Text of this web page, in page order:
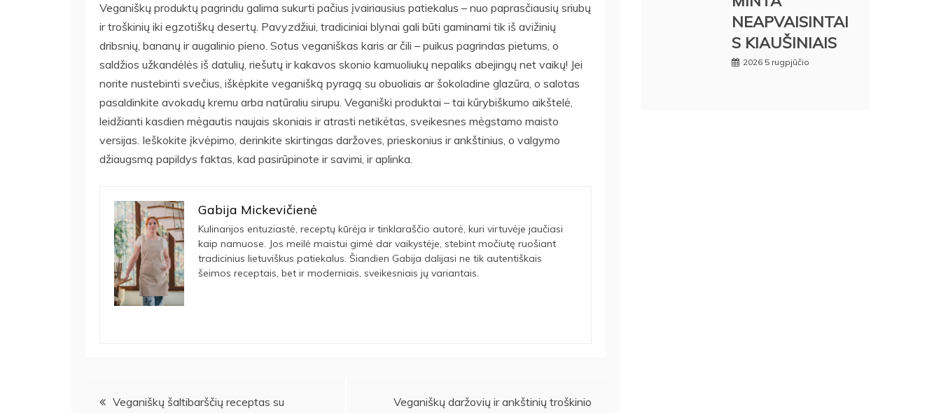
Veganiškų produktų pagrindu galima sukurti pačius įvairiausius patiekalus – nuo paprasčiausių sriubų
ir troškinių iki egzotiškų desertų. Pavyzdžiui, tradiciniai blynai gali būti gaminami tik iš avižinių
dribsnių, bananų ir augalinio pieno. Sotus veganiškas karis ar čili – puikus pagrindas pietums, o
saldžios užkandėlės iš datulių, riešutų ir kakavos skonio kamuoliukų nepaliks abejingų net vaikų! Jei
norite nustebinti svečius, iškėpkite veganišką pyragą su obuoliais ar šokoladine glazūra, o salotas
pasaldinkite avokadų kremu arba natūraliu sirupu. Veganiški produktai – tai kūrybiškumo aikštelė,
leidžianti kasdien mėgautis naujais skoniais ir atrasti netikėtas, sveikesnes mėgstamo maisto
versijas. Ieškokite įkvėpimo, derinkite skirtingas daržoves, prieskonius ir ankštinius, o valgymo
džiaugsmą papildys faktas, kad pasirūpinote ir savimi, ir aplinka.
Gabija Mickevičienė
Kulinarijos entuziastė, receptų kūrėja ir tinklaraščio autorė, kuri virtuvėje jaučiasi
kaip namuose. Jos meilė maistui gimė dar vaikystėje, stebint močiutę ruošiant
tradicinius lietuviškus patiekalus. Šiandien Gabija dalijasi ne tik autentiškais
šeimos receptais, bet ir moderniais, sveikesniais jų variantais.
Navigacija
Veganiškų šaltibarščių receptas su Veganiškų daržovių ir ankštinių troškinio
NEAPVAISINTAI
S KIAUŠINIAIS
2026 5 rugpjūčio